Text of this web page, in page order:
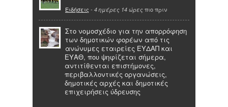
Ειδήσεις - 4 ημέρες 14 ώρες πιο πριν
Στο νομοσχέδιο για την απορρόφηση
των δημοτικών φορέων από τις
ανώνυμες εταιρείες ΕΥΔΑΠ και
ΕΥΑΘ, που ψηφίζεται σήμερα,
αντιτίθενται επιστήμονες,
περιβαλλοντικές οργανώσεις,
δημοτικές αρχές και δημοτικές
επιχειρήσεις ύδρευσης